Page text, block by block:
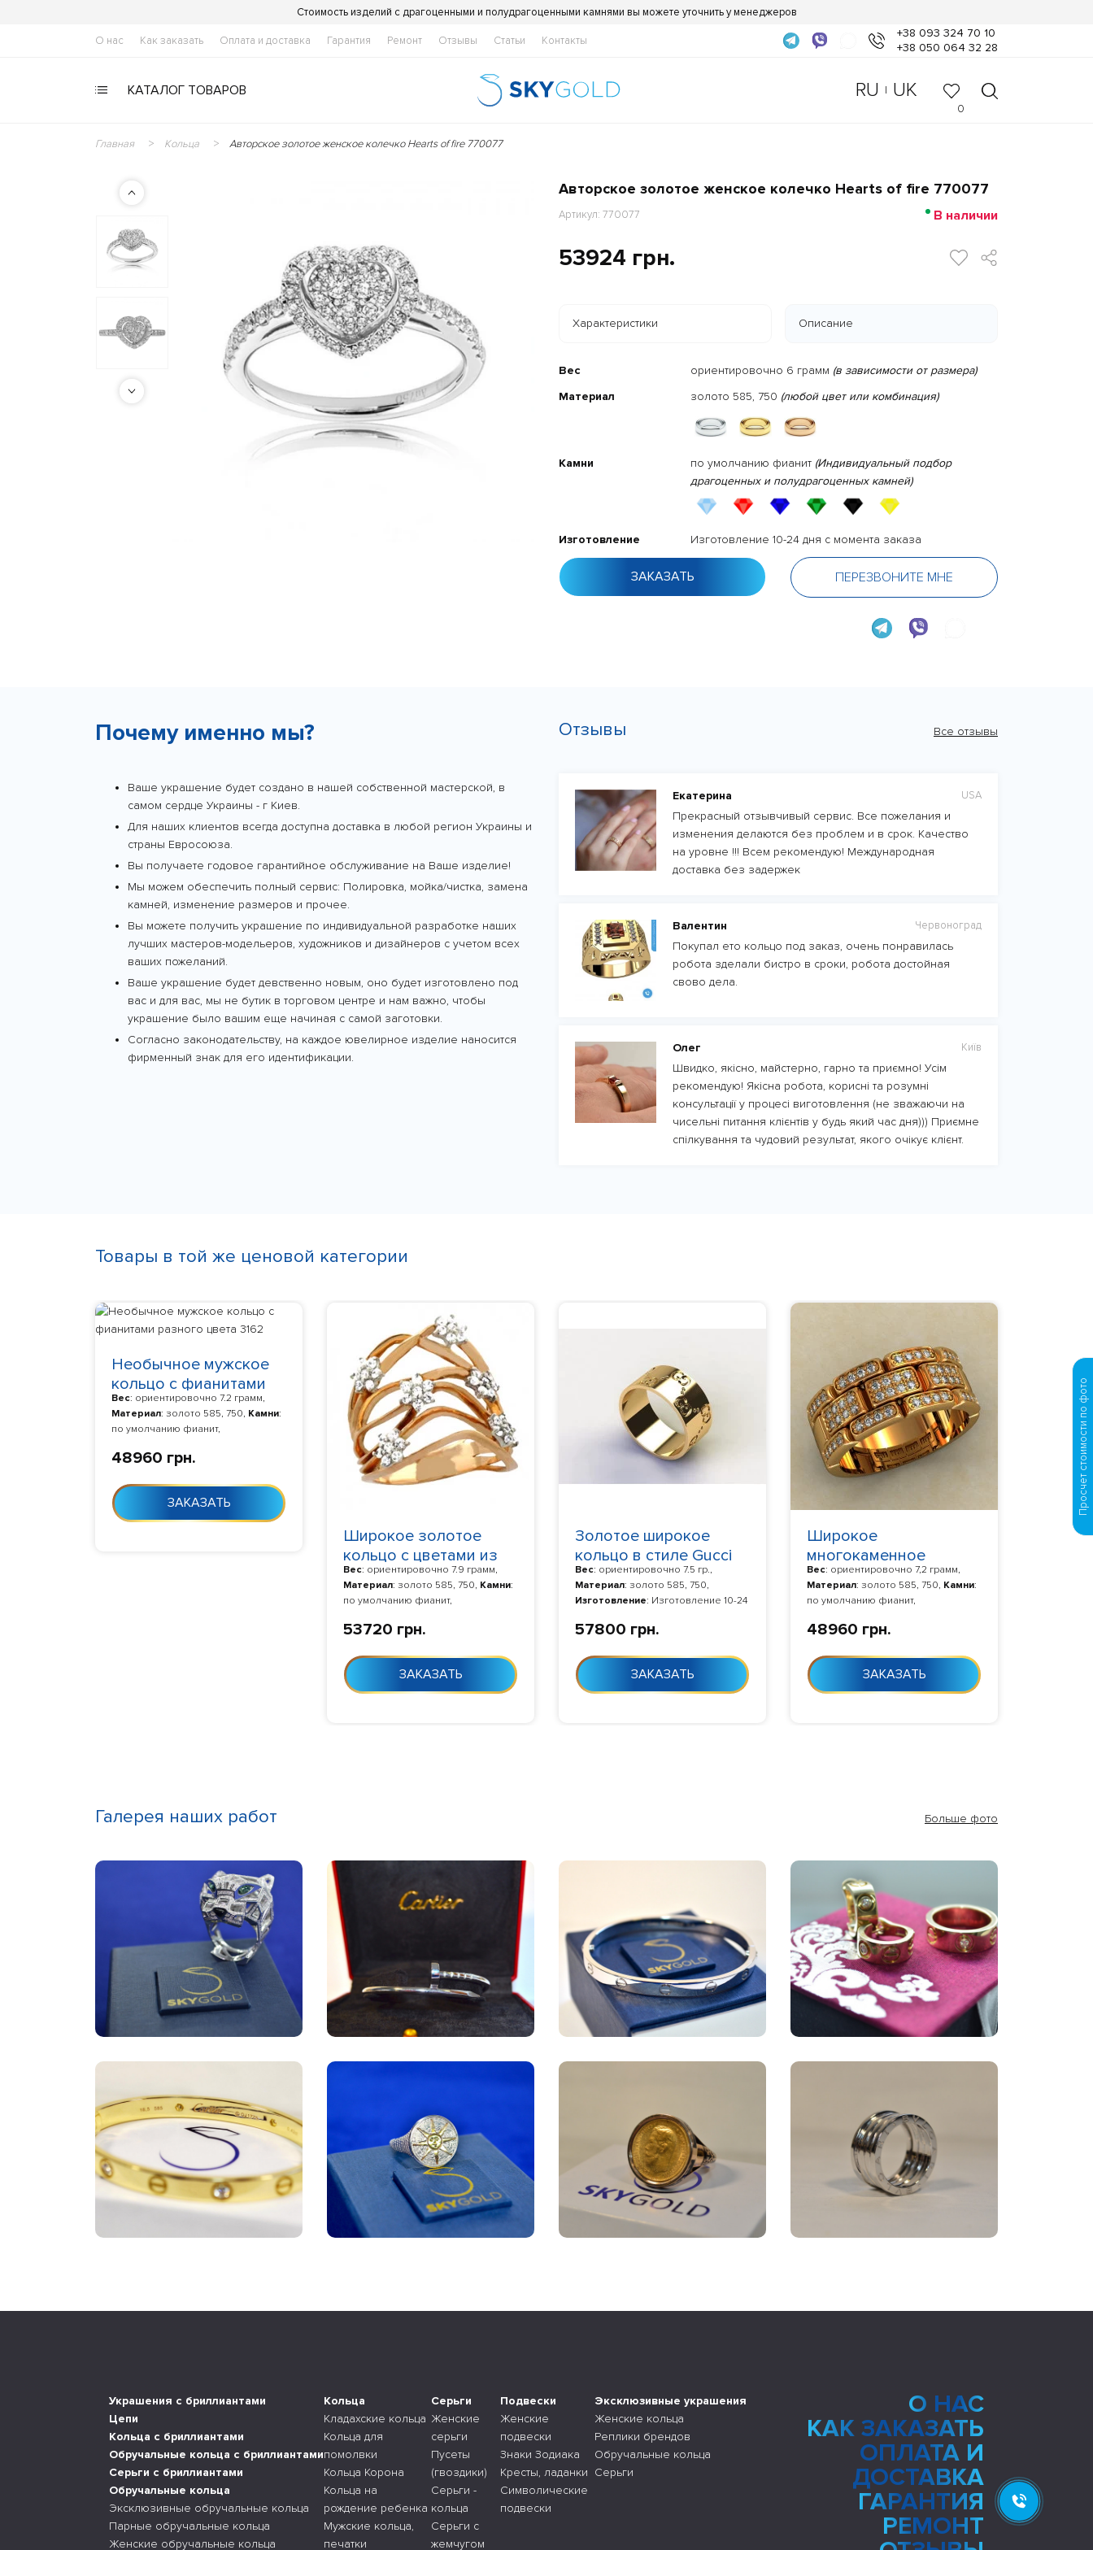
Стоимость изделий с драгоценными и полудрагоценными камнями вы можете уточнить у менеджеров
О нас Как заказать Оплата и доставка Гарантия Ремонт Отзывы Статьи Контакты
+38 093 324 70 10
+38 050 064 32 28
КАТАЛОГ ТОВАРОВ RU | UK
0
Главная Кольца Авторское золотое женское колечко Hearts of fire 770077
Авторское золотое женское колечко Hearts of fire 770077
Артикул: 770077 В наличии
53924 грн.
Характеристики Описание
Вес ориентировочно 6 грамм (в зависимости от размера)
Материал
золото 585, 750 (любой цвет или комбинация)
Камни по умолчанию фианит (Индивидуальный подбор
драгоценных и полудрагоценных камней)
Изготовление Изготовление 10-24 дня с момента заказа
ЗАКАЗАТЬ ПЕРЕЗВОНИТЕ МНЕ
Почему именно мы?
Ваше украшение будет создано в нашей собственной мастерской, в
самом сердце Украины - г Киев.
Для наших клиентов всегда доступна доставка в любой регион Украины и
страны Евросоюза.
Вы получаете годовое гарантийное обслуживание на Ваше изделие!
Мы можем обеспечить полный сервис: Полировка, мойка/чистка, замена
камней, изменение размеров и прочее.
Вы можете получить украшение по индивидуальной разработке наших
лучших мастеров-модельеров, художников и дизайнеров с учетом всех
ваших пожеланий.
Ваше украшение будет девственно новым, оно будет изготовлено под
вас и для вас, мы не бутик в торговом центре и нам важно, чтобы
украшение было вашим еще начиная с самой заготовки.
Согласно законодательству, на каждое ювелирное изделие наносится
фирменный знак для его идентификации.
Отзывы Все отзывы
Екатерина USA
Прекрасный отзывчивый сервис. Все пожелания и
изменения делаются без проблем и в срок. Качество
на уровне !!! Всем рекомендую! Международная
доставка без задержек
Валентин Червоноград
Покупал ето кольцо под заказ, очень понравилась
робота зделали бистро в сроки, робота достойная
свово дела.
Олег Київ
Швидко, якісно, майстерно, гарно та приємно! Усім
рекомендую! Якісна робота, корисні та розумні
консультації у процесі виготовлення (не зважаючи на
чисельні питання клієнтів у будь який час дня))) Приємне
спілкування та чудовий результат, якого очікує клієнт.
Товары в той же ценовой категории
Необычное мужское
кольцо с фианитами
разного цвета 3162
Вес: ориентировочно 7.2 грамм,
Материал: золото 585, 750, Камни:
по умолчанию фианит,
дня с момента заказа
48960 грн.
ЗАКАЗАТЬ
Широкое золотое
кольцо с цветами из
камней 100730
Вес: ориентировочно 7.9 грамм,
Материал: золото 585, 750, Камни:
по умолчанию фианит,
дня с момента заказа
53720 грн.
ЗАКАЗАТЬ
Золотое широкое
кольцо в стиле Gucci
2154017
Вес: ориентировочно 7.5 гр.,
Материал: золото 585, 750,
Изготовление: Изготовление 10-24
57800 грн.
ЗАКАЗАТЬ
Широкое
многокаменное
женское кольцо 367-
КЕ
Вес: ориентировочно 7,2 грамм,
Материал: золото 585, 750, Камни:
по умолчанию фианит,
дня с момента заказа
48960 грн.
ЗАКАЗАТЬ
Галерея наших работ Больше фото
Просчет стоимости по фото
Украшения с бриллиантами
Цепи
Кольца с бриллиантами
Обручальные кольца с бриллиантами
Серьги с бриллиантами
Обручальные кольца
Эксклюзивные обручальные кольца
Парные обручальные кольца
Женские обручальные кольца
Кольца
Кладахские кольца
Кольца для
помолвки
Кольца Корона
Кольца на
рождение ребенка
Мужские кольца,
печатки
Серьги
Женские
серьги
Пусеты
(гвоздики)
Серьги -
кольца
Серьги с
жемчугом
Подвески
Женские
подвески
Знаки Зодиака
Кресты, ладанки
Символические
подвески
Эксклюзивные украшения
Женские кольца
Реплики брендов
Обручальные кольца
Серьги
О НАС
КАК ЗАКАЗАТЬ
ОПЛАТА И
ДОСТАВКА
ГАРАНТИЯ
РЕМОНТ